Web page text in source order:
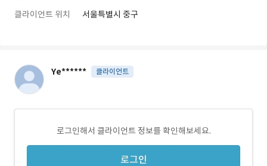
클라이언트 위치 서울특별시 중구
Ye****** 클라이언트
로그인해서 클라이언트 정보를 확인해보세요.
로그인